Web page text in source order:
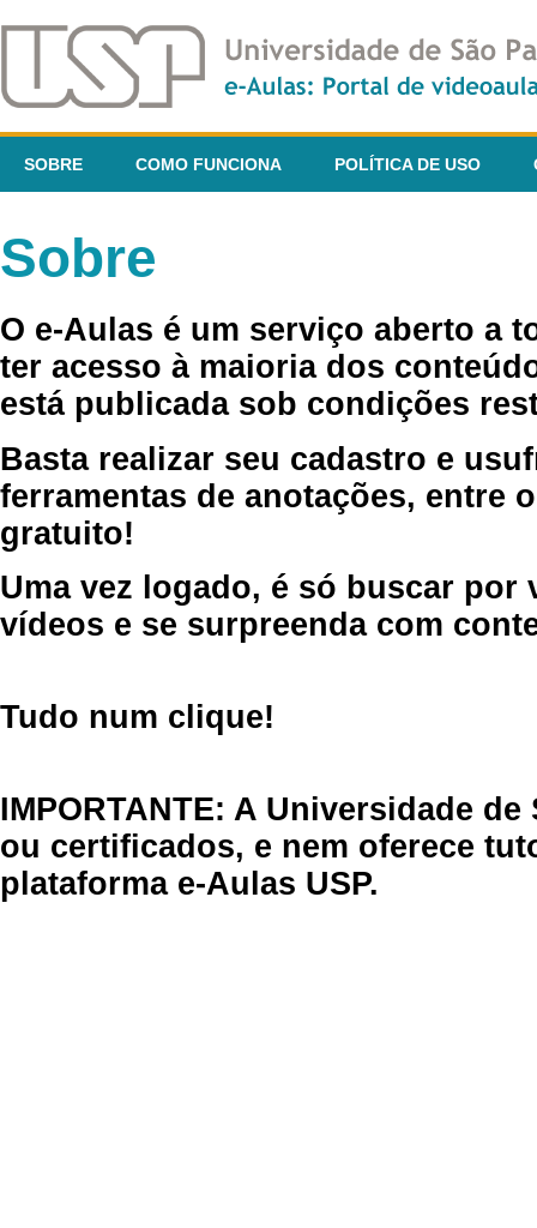
SOBRE COMO FUNCIONA POLÍTICA DE USO
Sobre
O e-Aulas é um serviço aberto a
ter acesso à maioria dos
está publicada sob condições
Basta realizar seu cadastro e
ferramentas de anotações, entre
gratuito!
Uma vez logado, é só buscar por
vídeos e se surpreenda com
Tudo num clique!
IMPORTANTE: A Universidade
ou certificados, e nem oferece
plataforma e-Aulas USP.